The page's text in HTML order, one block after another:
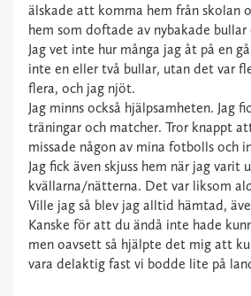
älskade att komma hem från skolan
hem som doftade av nybakade bullar
Jag vet inte hur många jag åt på en
inte en eller två bullar, utan det var
flera, och jag njöt.
Jag minns också hjälpsamheten. Jag
träningar och matcher. Tror knappt
missade någon av mina fotbolls och
Jag fick även skjuss hem när jag varit
kvällarna/nätterna. Det var liksom
Ville jag så blev jag alltid hämtad,
Kanske för att du ändå inte hade
men oavsett så hjälpte det mig att
vara delaktig fast vi bodde lite på